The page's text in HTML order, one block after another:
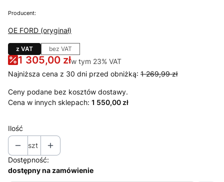
Producent:
OE FORD (oryginał)
z VAT bez VAT
1 305,00 złw tym 23% VAT
w tym 23% VAT
Najniższa cena z 30 dni przed obniżką: 1 269,99 zł
Ceny podane bez kosztów dostawy.
Cena w innych sklepach: 1 550,00 zł
Ilość
szt
Dostępność:
dostępny na zamówienie